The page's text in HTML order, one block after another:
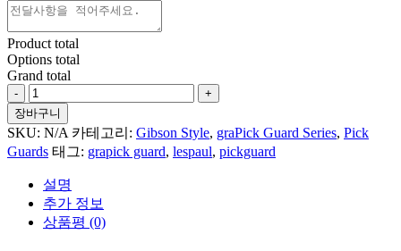
Product total
Options total
Grand total
Folk
Flowers
For
Lespaul
Style
량
장바구니
SKU: N/A 카테고리: Gibson Style, graPick Guard Series, Pick
Guards 태그: grapick guard, lespaul, pickguard
설명
추가 정보
상품평 (0)